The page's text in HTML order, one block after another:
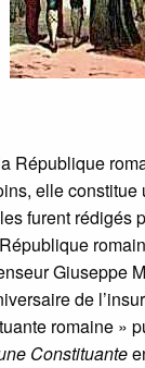
République
elle constitue
furent rédigés
Giuseppe
de
romaine »
Constituante